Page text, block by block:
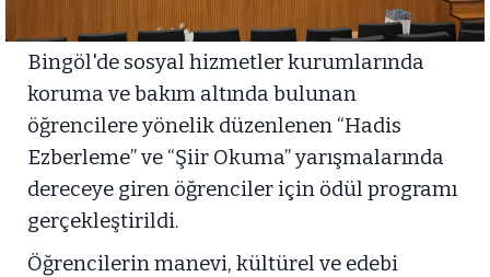
Bingöl'de sosyal hizmetler kurumlarında
koruma ve bakım altında bulunan
öğrencilere yönelik düzenlenen “Hadis
Ezberleme” ve “Şiir Okuma” yarışmalarında
dereceye giren öğrenciler için ödül programı
gerçekleştirildi.
Öğrencilerin manevi, kültürel ve edebi